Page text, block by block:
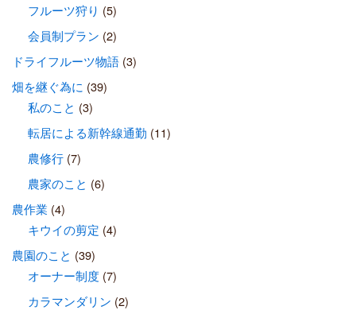
フルーツ狩り (5)
会員制プラン (2)
ドライフルーツ物語(3)
畑を継ぐ為に (39)
私のこと (3)
転居による新幹線通勤 (11)
農修行(7)
農家のこと (6)
農作業 (4)
キウイの剪定 (4)
農園のこと (39)
オーナー制度(7)
カラマンダリン (2)